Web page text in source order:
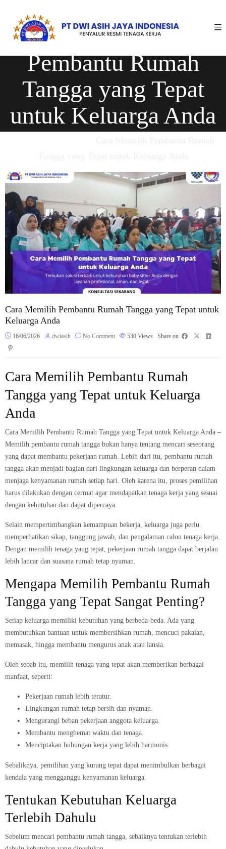
Cara Memilih
Pembantu Rumah
Tangga yang Tepat
untuk Keluarga Anda
Cara Memilih Pembantu Rumah Tangga yang Tepat untuk
Keluarga Anda
16/06/2026 dwiasih No Comment 530 Views Share on
Cara Memilih Pembantu Rumah
Tangga yang Tepat untuk Keluarga
Anda
Cara Memilih Pembantu Rumah Tangga yang Tepat untuk Keluarga Anda –
Memilih pembantu rumah tangga bukan hanya tentang mencari seseorang
yang dapat membantu pekerjaan rumah. Lebih dari itu, pembantu rumah
tangga akan menjadi bagian dari lingkungan keluarga dan berperan dalam
menjaga kenyamanan rumah setiap hari. Oleh karena itu, proses pemilihan
harus dilakukan dengan cermat agar mendapatkan tenaga kerja yang sesuai
dengan kebutuhan dan dapat dipercaya.
Selain mempertimbangkan kemampuan bekerja, keluarga juga perlu
memperhatikan sikap, tanggung jawab, dan pengalaman calon tenaga kerja.
Dengan memilih tenaga yang tepat, pekerjaan rumah tangga dapat berjalan
lebih lancar dan suasana rumah tetap nyaman.
Mengapa Memilih Pembantu Rumah
Tangga yang Tepat Sangat Penting?
Setiap keluarga memiliki kebutuhan yang berbeda-beda. Ada yang
membutuhkan bantuan untuk membersihkan rumah, mencuci pakaian,
memasak, hingga membantu mengurus anak atau lansia.
Oleh sebab itu, memilih tenaga yang tepat akan memberikan berbagai
manfaat, seperti:
Pekerjaan rumah lebih teratur.
Lingkungan rumah tetap bersih dan nyaman.
Mengurangi beban pekerjaan anggota keluarga.
Membantu menghemat waktu dan tenaga.
Menciptakan hubungan kerja yang lebih harmonis.
Sebaliknya, pemilihan yang kurang tepat dapat menimbulkan berbagai
kendala yang mengganggu kenyamanan keluarga.
Tentukan Kebutuhan Keluarga
Terlebih Dahulu
Sebelum mencari pembantu rumah tangga, sebaiknya tentukan terlebih